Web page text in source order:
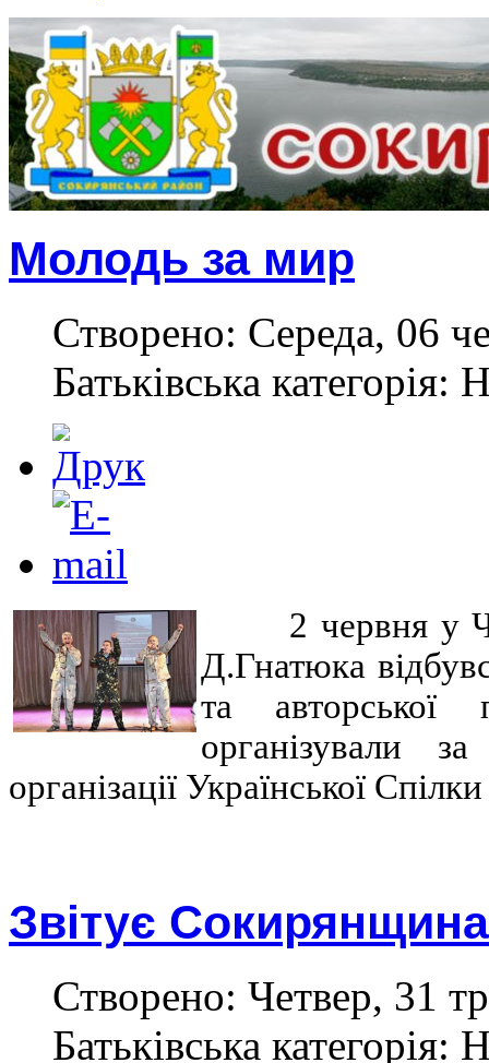
Молодь за мир
Створено: Середа, 06
Батьківська категорія:
2 червня у
Д.Гнатюка
та
організували
організації Української
Звітує Сокирянщина
Створено: Четвер, 31
Батьківська категорія: